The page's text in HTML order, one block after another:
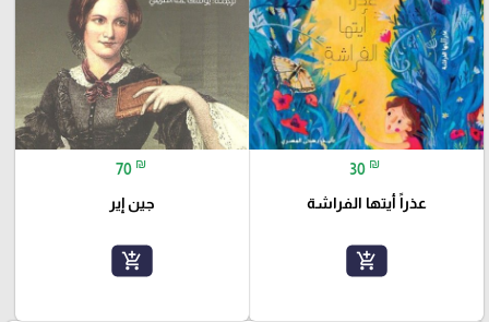
30 ₪
عذراً أيتها الفراشة
add_shopping_cart
70 ₪
جين إير
add_shopping_cart